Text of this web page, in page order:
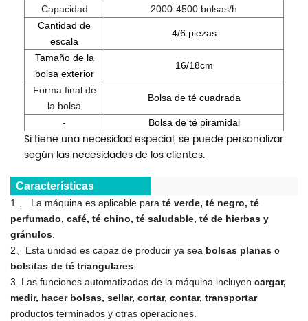
Capacidad
2000-4500 bolsas/h
Cantidad de
escala
4/6 piezas
Tamaño de la
bolsa exterior
16/18cm
Forma final de
la bolsa
Bolsa de té cuadrada
- Bolsa de té piramidal
Si tiene una necesidad especial, se puede personalizar
según las necesidades de los clientes.
Características
1 、 La máquina es aplicable para té verde, té negro, té
perfumado, café, té chino, té saludable, té de hierbas y
gránulos.
2、Esta unidad es capaz de producir ya sea bolsas planas o
bolsitas de té triangulares.
3. Las funciones automatizadas de la máquina incluyen cargar,
medir, hacer bolsas, sellar, cortar, contar, transportar
productos terminados y otras operaciones.